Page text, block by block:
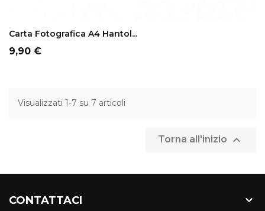
Carta Fotografica A4 Hantol...
Prezzo
9,90 €
Visualizzati 1-7 su 7 articoli
Torna all'inizio 
CONTATTACI 